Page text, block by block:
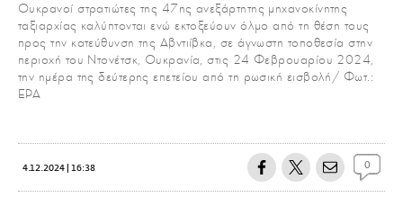
Ουκρανοί στρατιώτες της 47ης ανεξάρτητης μηχανοκίνητης
ταξιαρχίας καλύπτονται ενώ εκτοξεύουν όλμο από τη θέση τους
προς την κατεύθυνση της Αβντιίβκα, σε άγνωστη τοποθεσία στην
περιοχή του Ντονέτσκ, Ουκρανία, στις 24 Φεβρουαρίου 2024,
την ημέρα της δεύτερης επετείου από τη ρωσική εισβολή/ Φωτ.:
EPA
4.12.2024 | 16:38 0